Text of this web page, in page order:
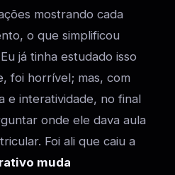
mostrando cada
o que simplificou
já tinha estudado isso
foi horrível; mas, com
e interatividade, no final
onde ele dava aula
Foi ali que caiu a
muda